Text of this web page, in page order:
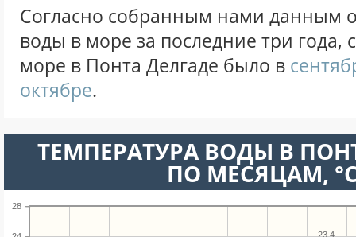
Согласно собранным нами данным
воды в море за последние три
море в Понта Делгаде было в
октябре.
ТЕМПЕРАТУРА ВОДЫ В
ПО МЕСЯЦАМ,
28
23.4